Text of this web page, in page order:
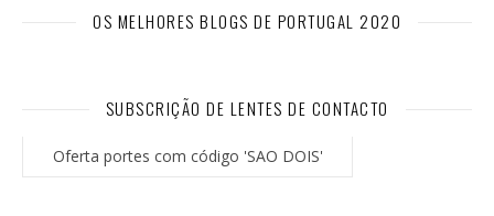
OS MELHORES BLOGS DE PORTUGAL 2020
SUBSCRIÇÃO DE LENTES DE CONTACTO
Oferta portes com código 'SAO DOIS'